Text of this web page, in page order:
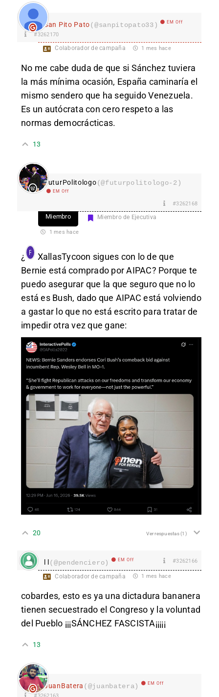
San Pito Pato(@sanpitopato33) EM Off
#3262170
Colaborador de campaña 1 mes hace
No me cabe duda de que si Sánchez tuviera
la más mínima ocasión, España caminaría el
mismo sendero que ha seguido Venezuela.
Es un autócrata con cero respeto a las
normas democrácticas.
13
FuturPolitologo(@futurpolitologo-2)
EM Off
#3262168
Miembro Miembro de Ejecutiva
1 mes hace
¿ XallasTycoon sigues con lo de que
Bernie está comprado por AIPAC? Porque te
puedo asegurar que la que seguro que no lo
está es Bush, dado que AIPAC está volviendo
a gastar lo que no está escrito para tratar de
impedir otra vez que gane:
20 Ver respuestas(1)
(@pendenciero) EM Off #3262166
Colaborador de campaña 1 mes hace
cobardes, esto es ya una dictadura bananera
tienen secuestrado el Congreso y la voluntad
del Pueblo ¡¡¡SÁNCHEZ FASCISTA¡¡¡¡¡
13
JuanBatera (@juanbatera) EM Off